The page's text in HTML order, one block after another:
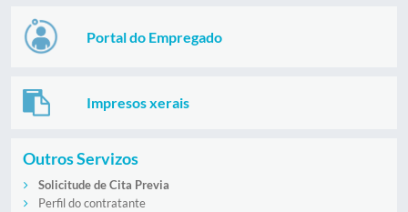
Portal do Empregado
Impresos xerais
Outros Servizos
Solicitude de Cita Previa
Perfil do contratante